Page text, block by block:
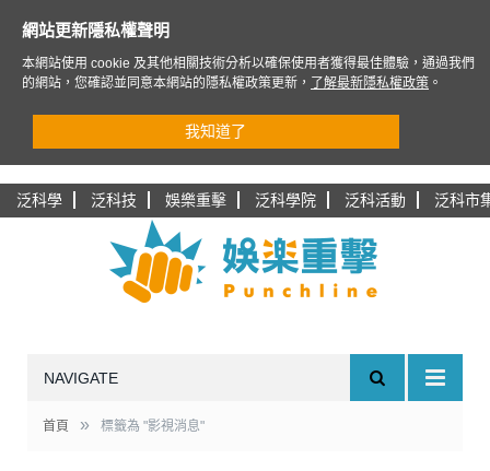
泛科學 泛科技 娛樂重擊 泛科學院 泛科活動 泛科市
NAVIGATE
首頁 » 標籤為 "影視消息"
網站更新隱私權聲明
本網站使用 cookie 及其他相關技術分析以確保使用者獲得最佳體驗，通過我們
的網站，您確認並同意本網站的隱私權政策更新，
了解最新隱私權政策 。
我知道了